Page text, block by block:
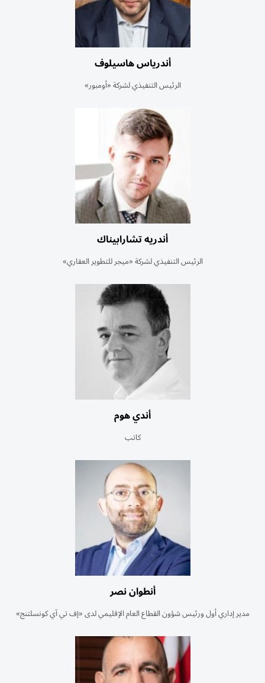
أندرياس هاسيلوف
الرئيس التنفيذي لشركة «أومبور»
أندريه تشارابيناك
الرئيس التنفيذي لشركة «ميجر للتطوير العقاري»
أندي هوم
كاتب
أنطوان نصر
مدير إداري أول ورئيس شؤون القطاع العام الإقليمي لدى «إف تي آي كونسلتنج»